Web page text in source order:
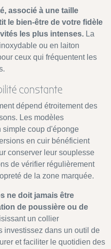
associé à une taille
le bien-être de votre fidèle
les plus intenses. La
ou en laiton
ceux qui fréquentent les
constante
dépend étroitement des
Les modèles
simple coup d'éponge
en cuir bénéficient
conserver leur souplesse
de vérifier régulièrement
de la zone marquée.
ne doit jamais être
de poussière ou de
un collier
investissez dans un outil de
et faciliter le quotidien des